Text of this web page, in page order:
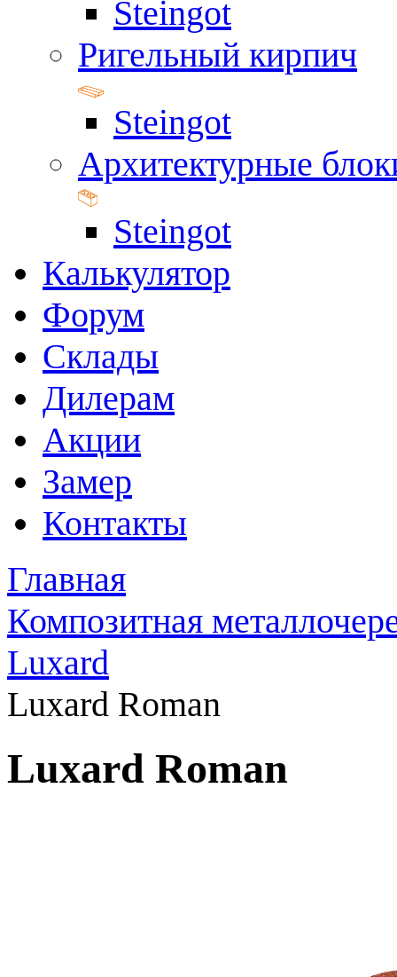
Steingot
Ригельный кирпич
Steingot
Архитектурные
Steingot
Калькулятор
Форум
Склады
Дилерам
Акции
Замер
Контакты
Главная
Композитная
Luxard
Luxard Roman
Luxard Roman